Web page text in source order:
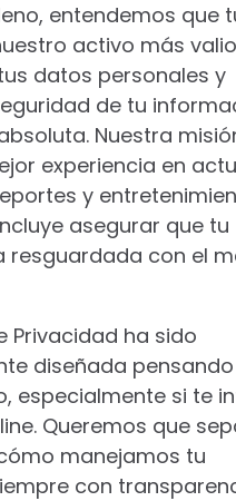
entendemos que
activo más
datos personales y
de tu
Nuestra
experiencia en
y
asegurar que tu
resguardada con el
Privacidad ha sido
diseñada pensando
especialmente si te
Queremos que
manejamos tu
con